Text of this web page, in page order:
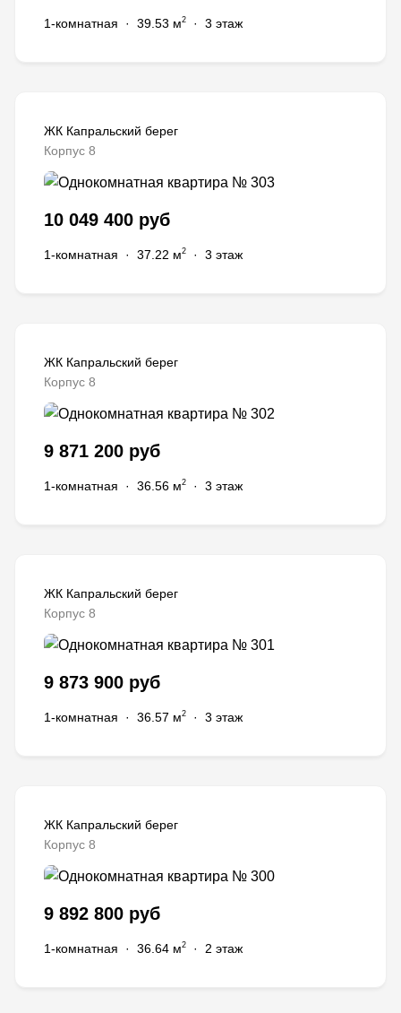
1-комнатная · 39.53 м2 · 3 этаж
ЖК Капральский берег
Корпус 8
10 049 400 руб
1-комнатная · 37.22 м2 · 3 этаж
ЖК Капральский берег
Корпус 8
9 871 200 руб
1-комнатная · 36.56 м2 · 3 этаж
ЖК Капральский берег
Корпус 8
9 873 900 руб
1-комнатная · 36.57 м2 · 3 этаж
ЖК Капральский берег
Корпус 8
9 892 800 руб
1-комнатная · 36.64 м2 · 2 этаж